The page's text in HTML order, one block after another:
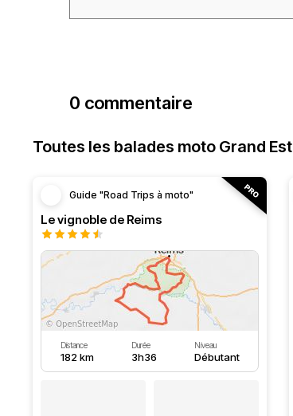
0 commentaire
Toutes les balades moto Grand Est
Guide "Road Trips à moto"
Le vignoble de Reims
Distance
182 km
Durée
3h36
Niveau
Débutant